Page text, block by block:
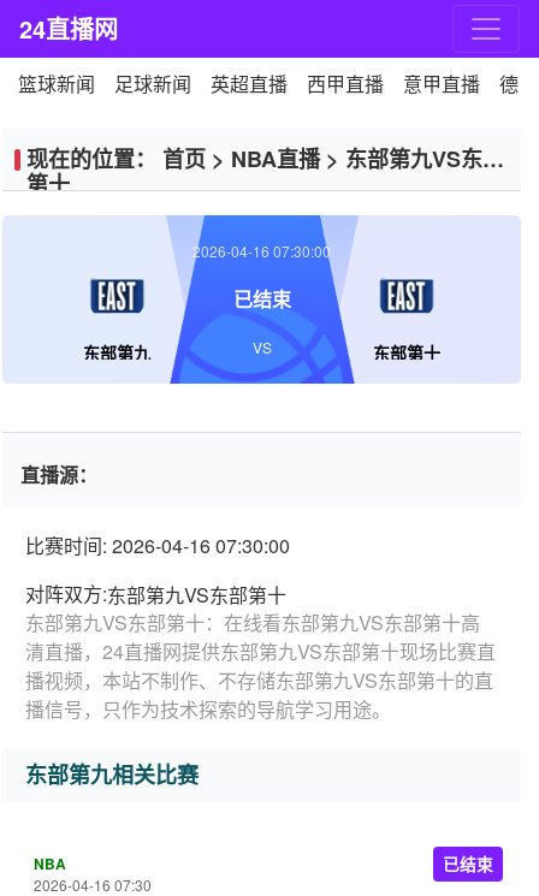
24直播网
篮球新闻 足球新闻 英超直播 西甲直播 意甲直播 德
现在的位置： 首页 > NBA直播> 东部第九VS东部
第十
东部第九 东部第十
2026-04-16 07:30:00
已结束
VS
直播源：
比赛时间: 2026-04-16 07:30:00
对阵双方:东部第九VS东部第十
东部第九VS东部第十：在线看东部第九VS东部第十高
清直播，24直播网提供东部第九VS东部第十现场比赛直
播视频，本站不制作、不存储东部第九VS东部第十的直
播信号，只作为技术探索的导航学习用途。
东部第九相关比赛
NBA
2026-04-16 07:30
已结束